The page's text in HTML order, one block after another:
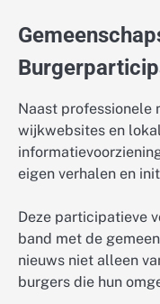
Naast professionele
wijkwebsites en
eigen verhalen en
Deze participatieve
band met de
nieuws niet alleen
burgers die hun